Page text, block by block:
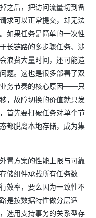
之后，把访问流量切到备
求可以正常提交，却无法
如果任务是简单的一次性
长链路的多步骤任务、涉
浪费大量时间，还可能造
题。这也是很多部署了双
务节奏的核心原因——只
，故障切换的价值就只发
首先要打破任务对单个节
都脱离本地存储，成为集
置方案的性能上限与可靠
储组件承载所有任务数
效率，要么因为一致性不
是按数据特性做分层适
选用支持事务的关系型存